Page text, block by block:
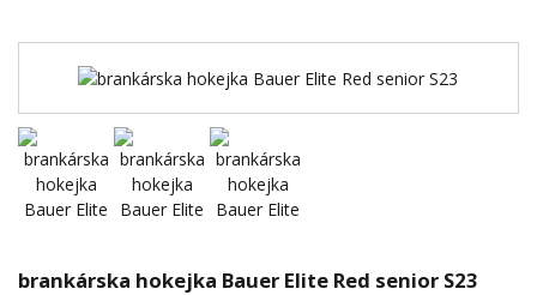
brankárska hokejka Bauer Elite Red senior S23